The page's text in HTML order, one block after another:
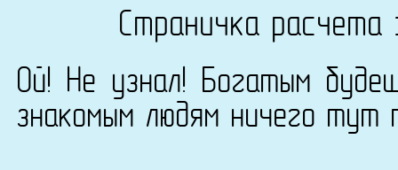
Страничка
Ой! Не узнал! Богатым
знакомым людям ничего тут